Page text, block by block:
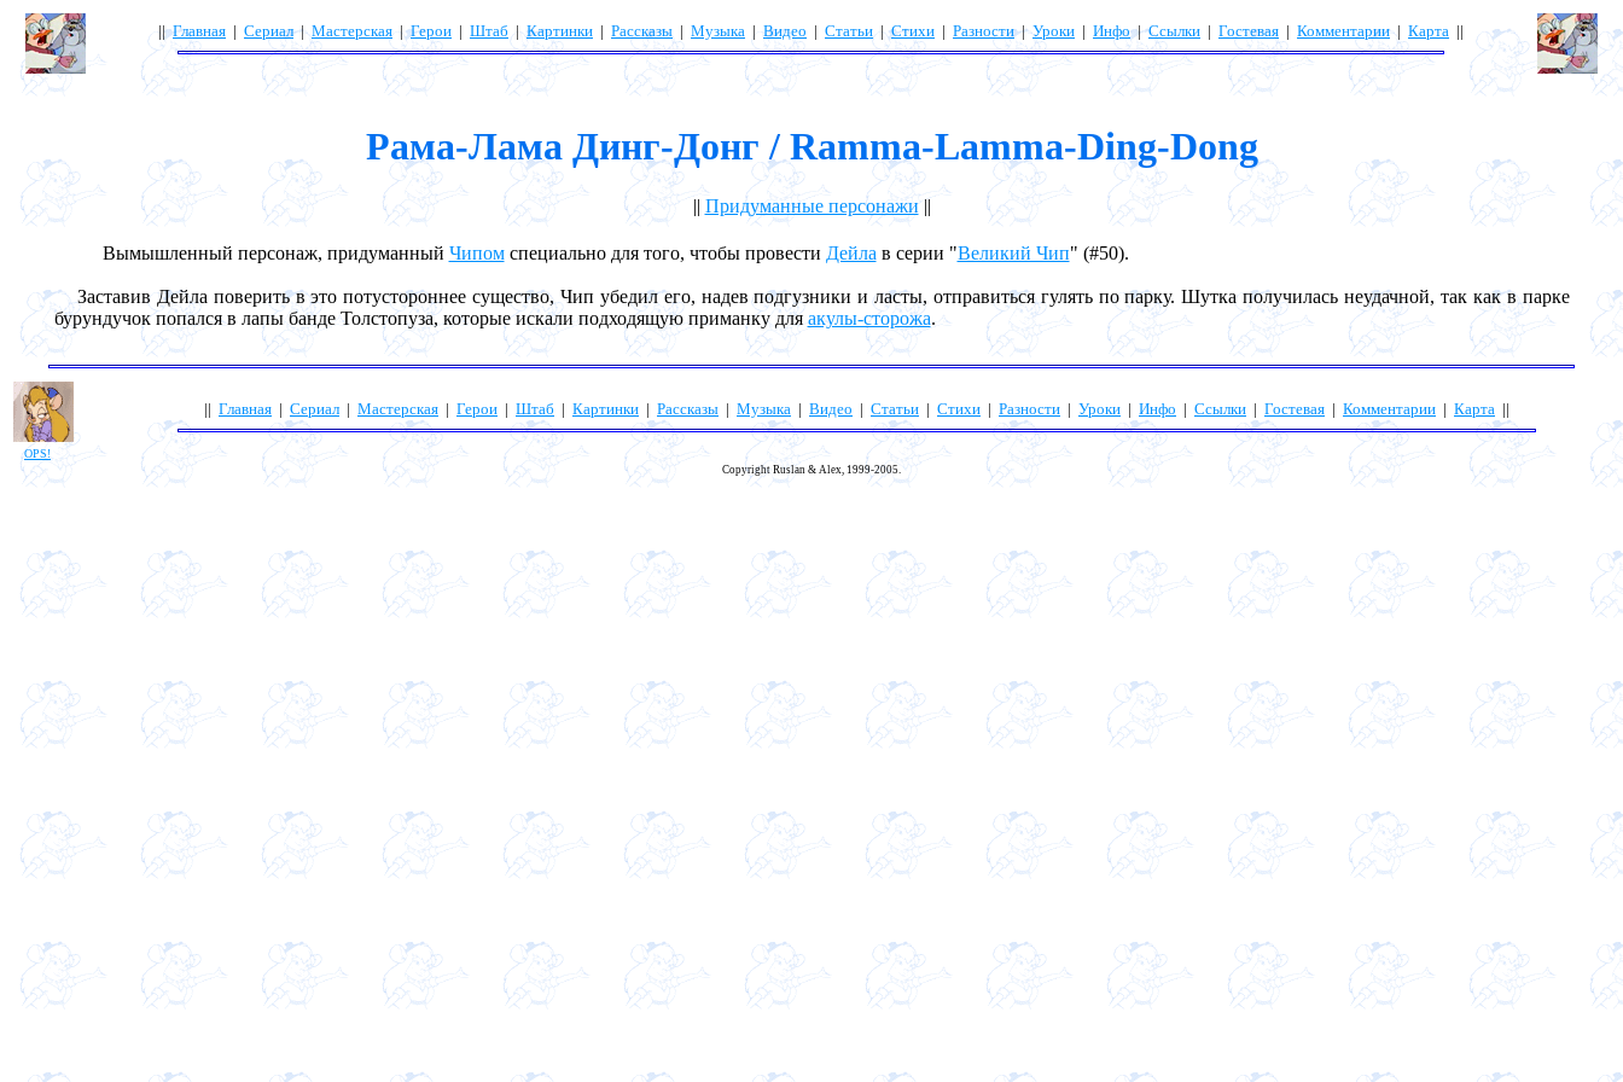
||Главная | Сериал|Мастерская |Герои | Штаб |Картинки | Рассказы | Музыка |Видео | Статьи|Стихи | Разности|Уроки | Инфо|Ссылки | Гостевая | Комментарии| Карта ||
Рама-Лама Динг-Донг / Ramma-Lamma-Ding-Dong
|| Придуманные персонажи||
Вымышленный персонаж, придуманный Чипомспециально для того, чтобы провести Дейла в серии "Великий Чип" (#50).
Заставив Дейла поверить в это потустороннее существо, Чип убедил его, надев подгузники и ласты, отправиться гулять по парку. Шутка получилась неудачной, так как в парке
бурундучок попался в лапы банде Толстопуза, которые искали подходящую приманку для акулы-сторожа.
OPS!
|| Главная | Сериал | Мастерская | Герои | Штаб | Картинки | Рассказы | Музыка | Видео | Статьи | Стихи | Разности | Уроки | Инфо | Ссылки | Гостевая | Комментарии | Карта ||
Copyright Ruslan & Alex, 1999-2005.